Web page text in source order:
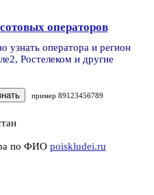
операторов
узнать оператора и регион
Ростелеком и другие
пример 89123456789
по ФИО poiskludei.ru